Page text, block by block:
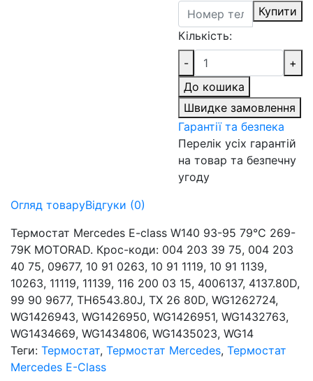
Купити
Кількість:
-
+
До кошика
Швидке замовлення
Гарантії та безпека
Перелік усіх гарантій
на товар та безпечну
угоду
Огляд товаруВідгуки (0)
Термостат Mercedes E-class W140 93-95 79°C 269-
79K MOTORAD. Крос-коди: 004 203 39 75, 004 203
40 75, 09677, 10 91 0263, 10 91 1119, 10 91 1139,
10263, 11119, 11139, 116 200 03 15, 4006137, 4137.80D,
99 90 9677, TH6543.80J, TX 26 80D, WG1262724,
WG1426943, WG1426950, WG1426951, WG1432763,
WG1434669, WG1434806, WG1435023, WG14
Теги: Термостат, Термостат Mercedes, Термостат
Mercedes E-Class